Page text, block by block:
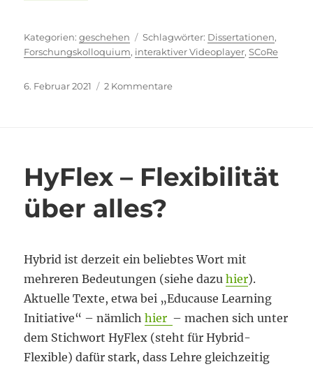
Kategorien
geschehen Schlagwörter
Dissertationen,
Forschungskolloquium, interaktiver Videoplayer,SCoRe
Veröffentlicht
6. Februar 2021 2 Kommentarezu
vermisst
HyFlex – Flexibilität
über alles?
Hybrid ist derzeit ein beliebtes Wort mit
mehreren Bedeutungen (siehe dazuhier).
Aktuelle Texte, etwa bei „Educause Learning
Initiative“ – nämlichhier – machen sich unter
dem Stichwort HyFlex (steht für Hybrid-
Flexible) dafür stark, dass Lehre gleichzeitig